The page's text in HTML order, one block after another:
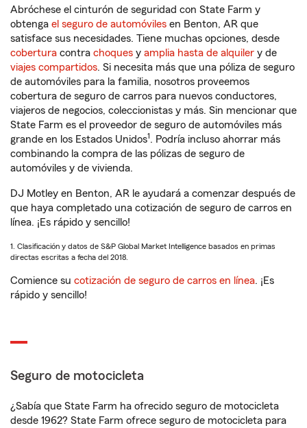
Abróchese el cinturón de seguridad con State Farm y
obtenga el seguro de automóviles en Benton, AR que
satisface sus necesidades. Tiene muchas opciones, desde
cobertura contra choques y amplia hasta de alquiler y de
viajes compartidos. Si necesita más que una póliza de seguro
de automóviles para la familia, nosotros proveemos
cobertura de seguro de carros para nuevos conductores,
viajeros de negocios, coleccionistas y más. Sin mencionar que
State Farm es el proveedor de seguro de automóviles más
grande en los Estados Unidos1 . Podría incluso ahorrar más
combinando la compra de las pólizas de seguro de
automóviles y de vivienda.
DJ Motley en Benton, AR le ayudará a comenzar después de
que haya completado una cotización de seguro de carros en
línea. ¡Es rápido y sencillo!
1. Clasificación y datos de S&P Global Market Intelligence basados en primas
directas escritas a fecha del 2018.
Comience su cotización de seguro de carros en línea. ¡Es
rápido y sencillo!
Seguro de motocicleta
¿Sabía que State Farm ha ofrecido seguro de motocicleta
desde 1962? State Farm ofrece seguro de motocicleta para